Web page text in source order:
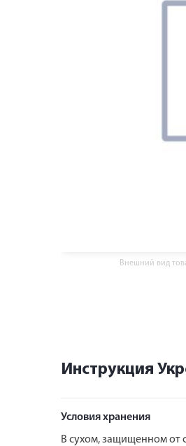
Внешний вид
Инструкция
Условия хранения
В сухом, защищенном от